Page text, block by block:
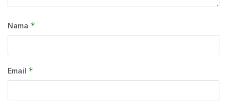
Nama *
Email *